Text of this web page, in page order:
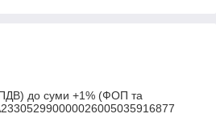
ПДВ) до суми +1% (ФОП та